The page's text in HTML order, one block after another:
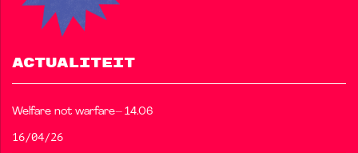
ACTUALITEIT
Welfare not warfare– 14.06
16/04/26